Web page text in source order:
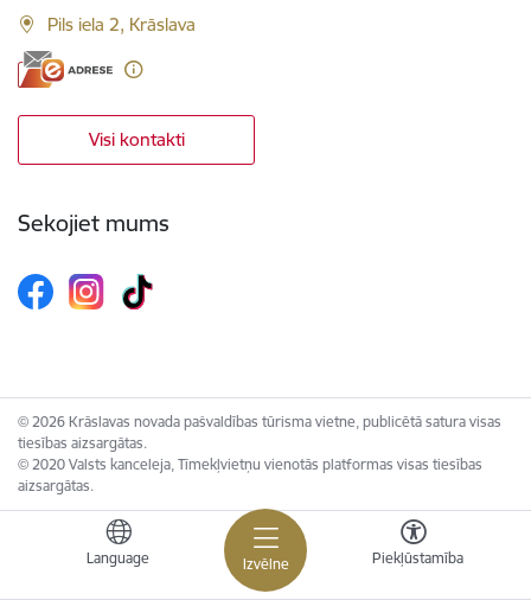
Izvēlne
Language Piekļūstamība
Pils iela 2, Krāslava
Visi kontakti
Sekojiet mums
© 2026 Krāslavas novada pašvaldības tūrisma vietne, publicētā satura visas
tiesības aizsargātas.
© 2020 Valsts kanceleja, Tīmekļvietņu vienotās platformas visas tiesības
aizsargātas.